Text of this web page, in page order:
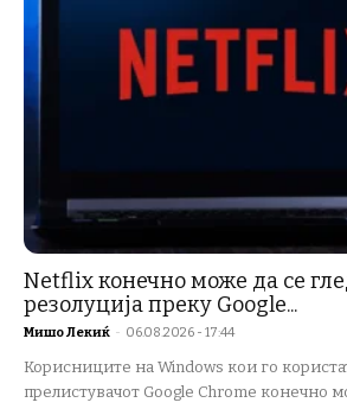
Netflix конечно може да се
резолуција преку Google...
Мишо Лекиќ - 06.08.2026 - 17:44
Корисниците на Windows кои го
прелистувачот Google Chrome конечно